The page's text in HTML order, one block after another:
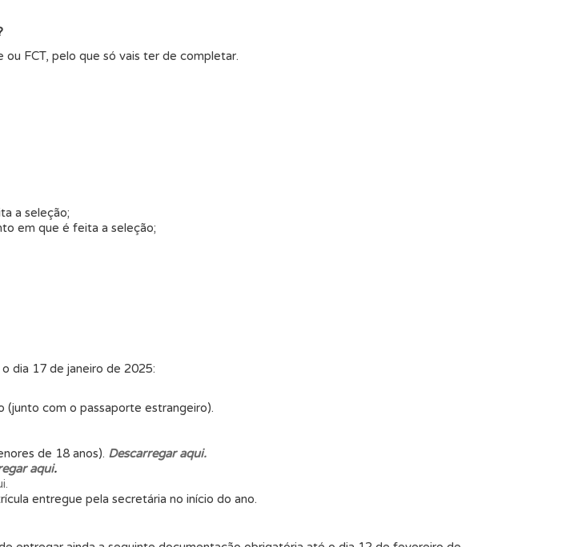
FCT, pelo que só vais ter de completar.
a seleção;
em que é feita a seleção;
dia 17 de janeiro de 2025:
(junto com o passaporte estrangeiro).
de 18 anos). Descarregar aqui.
aqui.
entregue pela secretária no início do ano.